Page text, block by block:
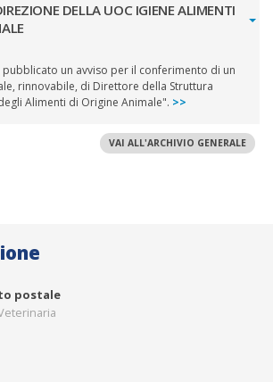
DELLA UOC IGIENE ALIMENTI
pubblicato un avviso per il conferimento di un
rinnovabile, di Direttore della Struttura
Alimenti di Origine Animale". >>
VAI ALL'ARCHIVIO GENERALE
postale